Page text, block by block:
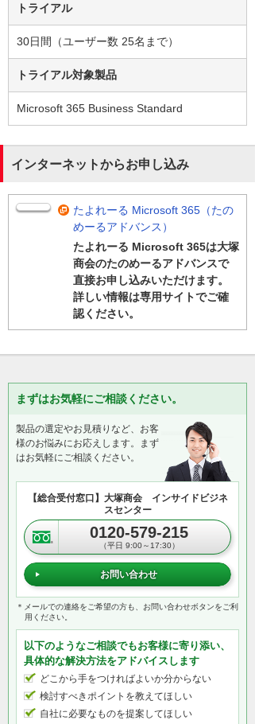
トライアル
30日間（ユーザー数 25名まで）
トライアル対象製品
Microsoft 365 Business Standard
インターネットからお申し込み
たよれーる Microsoft 365（たの
めーるアドバンス）
たよれーる Microsoft 365は大塚
商会のたのめーるアドバンスで
直接お申し込みいただけます。
詳しい情報は専用サイトでご確
認ください。
まずはお気軽にご相談ください。
製品の選定やお見積りなど、お客
様のお悩みにお応えします。まず
はお気軽にご相談ください。
【総合受付窓口】大塚商会 インサイドビジネ
スセンター
0120-579-215
（平日 9:00～17:30）
お問い合わせ
＊メールでの連絡をご希望の方も、お問い合わせボタンをご利
用ください。
以下のようなご相談でもお客様に寄り添い、
具体的な解決方法をアドバイスします
どこから手をつければよいか分からない
検討すべきポイントを教えてほしい
自社に必要なものを提案してほしい